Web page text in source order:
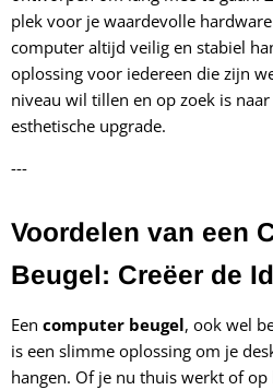
plek voor je waardevolle
computer altijd veilig en stabiel
oplossing voor iedereen die zijn
niveau wil tillen en op zoek is
esthetische upgrade.
---
Voordelen van een
Beugel: Creëer de
Een computer beugel, ook wel
is een slimme oplossing om je
hangen. Of je nu thuis werkt of op